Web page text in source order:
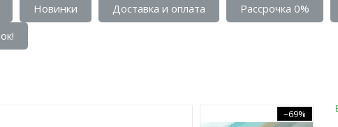
Новинки Доставка и оплата Рассрочка 0%
–69%